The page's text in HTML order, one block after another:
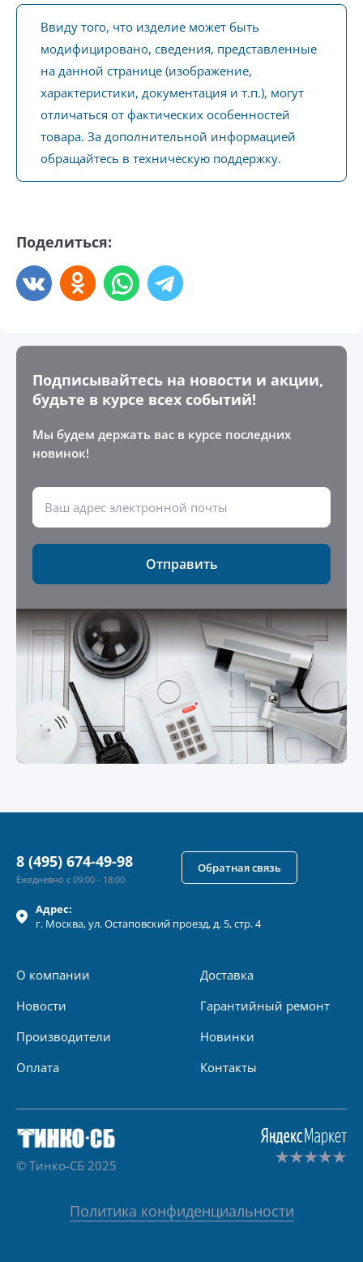
Ввиду того, что изделие может быть
модифицировано, сведения, представленные
на данной странице (изображение,
характеристики, документация и т.п.), могут
отличаться от фактических особенностей
товара. За дополнительной информацией
обращайтесь в техническую поддержку.
Поделиться:
Подписывайтесь на новости и акции,
будьте в курсе всех событий!
Мы будем держать вас в курсе последних
новинок!
Отправить
Адрес:
г. Москва, ул.Остаповский проезд, д. 5, стр. 4
О компании
Новости
Производители
Оплата
Доставка
Гарантийный ремонт
Новинки
Контакты
8 (495) 674-49-98
Ежедневно с 09:00 - 18:00
Обратная связь
© Тинко-СБ 2025
Политика конфиденциальности